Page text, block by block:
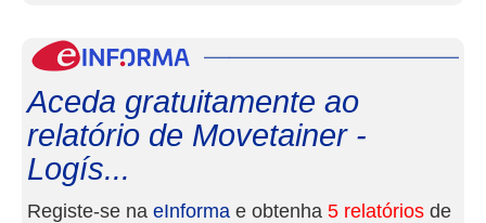
Aceda gratuitamente ao
relatório de Movetainer -
Logís...
Registe-se na eInforma e obtenha 5 relatórios de